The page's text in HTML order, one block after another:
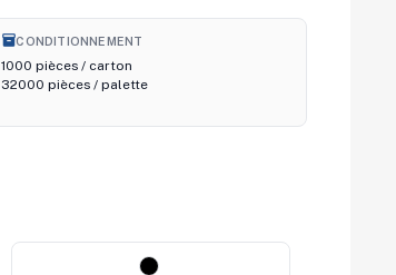
inventory_2
CONDITIONNEMENT
1000 pièces / carton
32000 pièces / palette